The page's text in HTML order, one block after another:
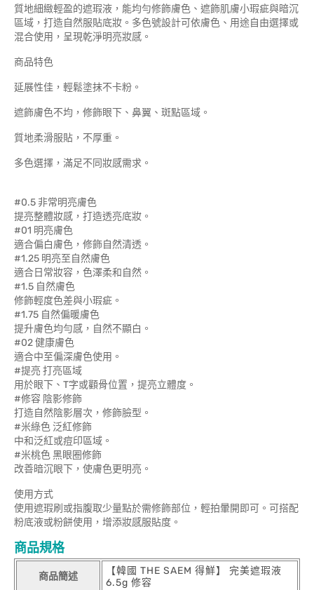
質地細緻輕盈的遮瑕液，能均勻修飾膚色、遮飾肌膚小瑕疵與暗沉
區域，打造自然服貼底妝。多色號設計可依膚色、用途自由選擇或
混合使用，呈現乾淨明亮妝感。
商品特色
延展性佳，輕鬆塗抹不卡粉。
遮飾膚色不均，修飾眼下、鼻翼、斑點區域。
質地柔滑服貼，不厚重。
多色選擇，滿足不同妝感需求。
#0.5 非常明亮膚色
提亮整體妝感，打造透亮底妝。
#01 明亮膚色
適合偏白膚色，修飾自然清透。
#1.25 明亮至自然膚色
適合日常妝容，色澤柔和自然。
#1.5 自然膚色
修飾輕度色差與小瑕疵。
#1.75 自然偏暖膚色
提升膚色均勻感，自然不顯白。
#02 健康膚色
適合中至偏深膚色使用。
#提亮 打亮區域
用於眼下、T字或顴骨位置，提亮立體度。
#修容 陰影修飾
打造自然陰影層次，修飾臉型。
#米綠色 泛紅修飾
中和泛紅或痘印區域。
#米桃色 黑眼圈修飾
改善暗沉眼下，使膚色更明亮。
使用方式
使用遮瑕刷或指腹取少量點於需修飾部位，輕拍暈開即可。可搭配
粉底液或粉餅使用，增添妝感服貼度。
商品規格
商品簡述
【韓國 THE SAEM 得鮮】 完美遮瑕液
6.5g 修容